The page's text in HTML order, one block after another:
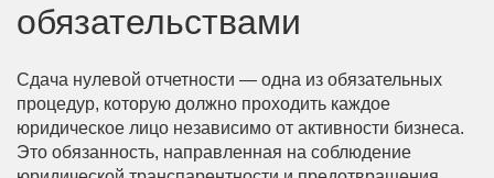
обязательствами
Сдача нулевой отчетности — одна из обязательных
процедур, которую должно проходить каждое
юридическое лицо независимо от активности бизнеса.
Это обязанность, направленная на соблюдение